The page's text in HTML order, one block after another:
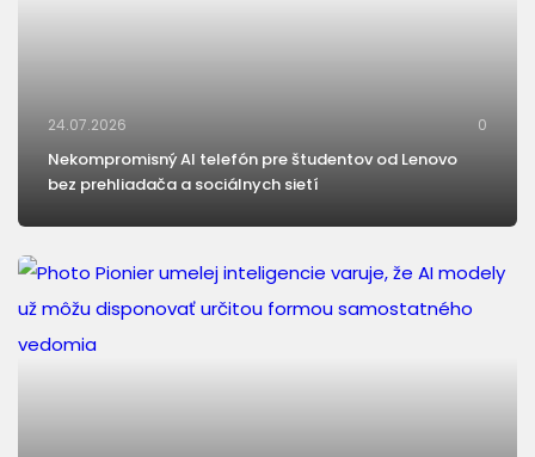
24.07.2026 0
Nekompromisný AI telefón pre študentov od Lenovo
bez prehliadača a sociálnych sietí